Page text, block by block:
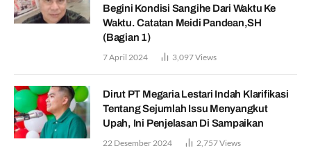
Begini Kondisi Sangihe Dari Waktu Ke
Waktu. Catatan Meidi Pandean,SH
(Bagian 1)
7 April 2024 3,097Views
Dirut PT Megaria Lestari Indah Klarifikasi
Tentang Sejumlah Issu Menyangkut
Upah, Ini Penjelasan Di Sampaikan
22 Desember 2024 2,757Views